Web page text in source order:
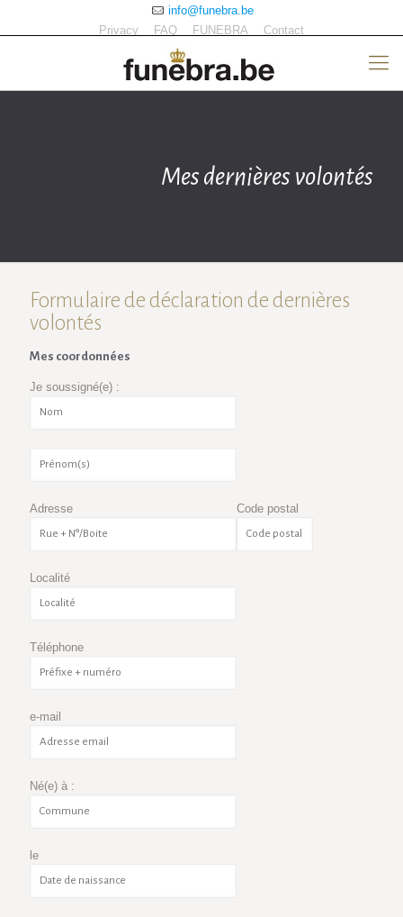
info@funebra.be
Privacy
FAQ FUNEBRA Contact
Mes dernières volontés
Formulaire de déclaration de dernières
volontés
Mes coordonnées
Je soussigné(e) :
Adresse Code postal
Localité
Téléphone
e-mail
Né(e) à :
le